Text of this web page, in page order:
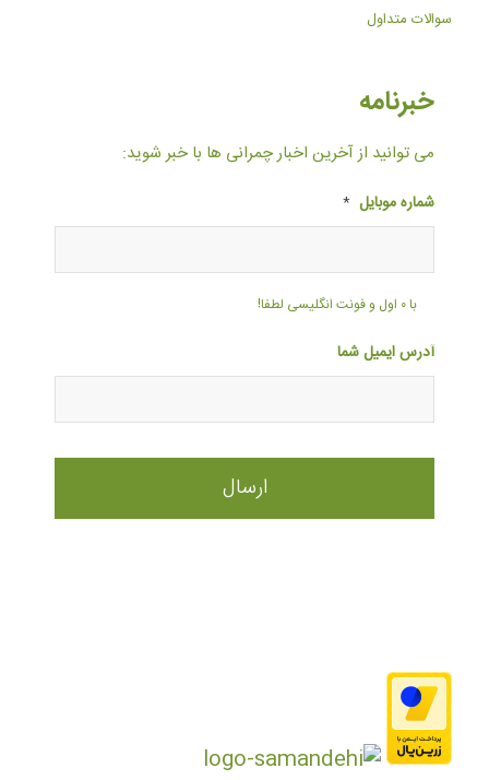
سوالات متداول
خبرنامه
می توانید از آخرین اخبار چمرانی ها با خبر شوید:
شماره موبایل *
با ۰ اول و فونت انگلیسی لطفا!
آدرس ایمیل شما